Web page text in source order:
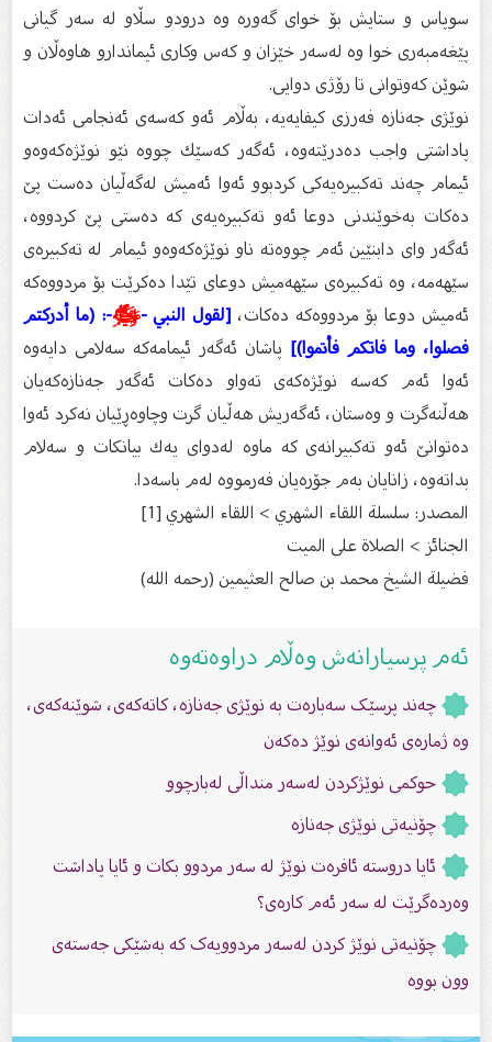
سوپاس و ستایش بۆ خواى گەورە وە درودو سڵاو لە سەر گیانى
پێغەمبەرى خوا وە لەسەر خێزان و كەس وكارى ئیماندارو هاوەڵان و
شوێن كەوتوانى تا رۆژى دوایى.
نوێژی جەنازە فەرزی كیفایەیە، بەڵام ئەو كەسەی ئەنجامی ئەدات
پاداشتی واجب دەدرێتەوە، ئەگەر كەسێك چووە نێو نوێژەكەوەو
ئیمام چەند تەكبیرەیەكی كردبوو ئەوا ئەمیش لەگەڵیان دەست پێ
دەكات بەخوێندنی دوعا ئەو تەكبیرەیەی كە دەستی پێ كردووە،
ئەگەر وای دابنێین ئەم چووەتە ناو نوێژەكەوەو ئیمام لە تەكبیرەی
سێهەمە، وە تەكبیرەی سێهەمیش دوعای تێدا دەكرێت بۆ مردووەكە
ئەمیش دوعا بۆ مردووەكە دەكات،[لقول النبي -ﷺ-: (ما أدركتم
فصلوا، وما فاتكم فأتموا)]پاشان ئەگەر ئیمامەكە سەلامی دایەوە
ئەوا ئەم كەسە نوێژەكەی تەواو دەكات ئەگەر جەنازەكەیان
هەڵنەگرت و وەستان، ئەگەریش هەڵیان گرت وچاوەڕێیان نەكرد ئەوا
دەتوانێ ئەو تەكبیرانەی كە ماوە لەدوای یەك بیانكات و سەلام
بداتەوە، زانایان بەم جۆرەیان فەرمووە لەم باسەدا.
المصدر: سلسلة اللقاء الشهري > اللقاء الشهري [1]
الجنائز > الصلاة على الميت
فضيلة الشيخ محمد بن صالح العثيمين (رحمه الله)
ئەم پرسیارانەش وەڵام دراوەتەوە
چەند پرسێک سەبارەت بە نوێژی جەنازە، کاتەکەی، شوێنەکەی،
وە ژمارەی ئەوانەی نوێژ دەکەن
حوکمی نوێژکردن لەسەر منداڵی لەبارچوو
چۆنیەتی نوێژی جەنازە
ئایا دروستە ئافرەت نوێژ لە سەر مردوو بکات و ئایا پاداشت
وەردەگرێت لە سەر ئەم کارەی؟
چۆنیەتی نوێژ کردن لەسەر مردوویەک کە بەشێکی جەستەی
وون بووە